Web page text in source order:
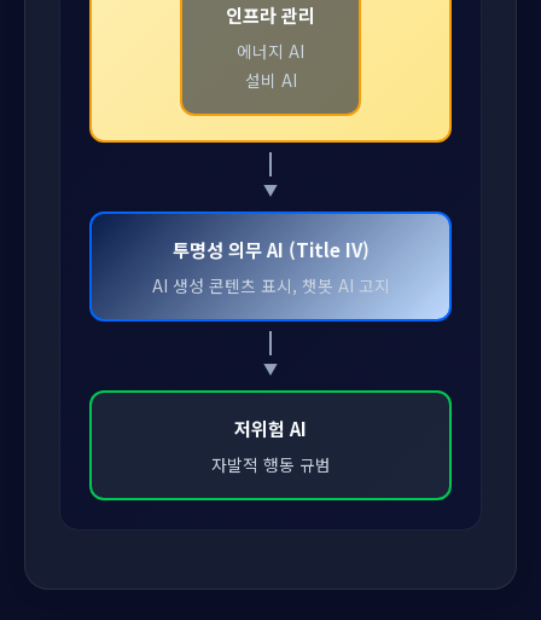
인프라 관리
에너지 AI
설비 AI
투명성 의무 AI (Title IV)
AI 생성 콘텐츠 표시, 챗봇 AI 고지
저위험 AI
자발적 행동 규범